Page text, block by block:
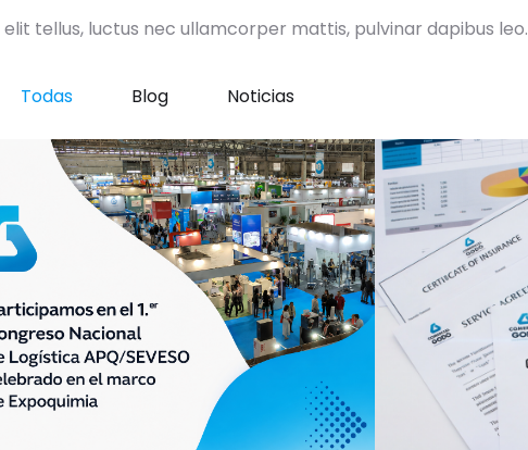
tellus, luctus nec ullamcorper mattis, pulvinar dapibus leo.
Todas Blog Noticias